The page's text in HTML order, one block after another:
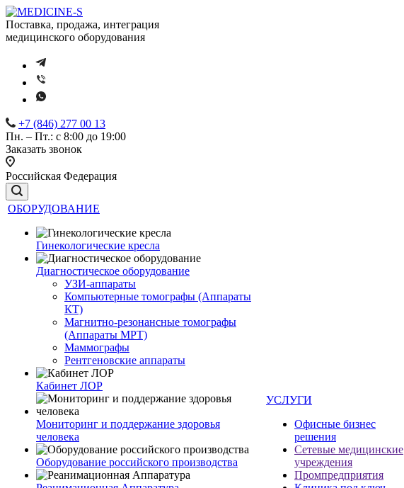
Поставка, продажа, интеграция
медицинского оборудования
+7 (846) 277 00 13
Пн. – Пт.: с 8:00 до 19:00
Заказать звонок
Российская Федерация
ОБОРУДОВАНИЕ
Гинекологические кресла
Диагностическое оборудование
УЗИ-аппараты
Компьютерные томографы (Аппараты
КТ)
Магнитно-резонансные томографы
(Аппараты МРТ)
Маммографы
Рентгеновские аппараты
Кабинет ЛОР
Мониторинг и поддержание здоровья
человека
Оборудование российского производства
УСЛУГИ
Офисные бизнес
решения
Сетевые медицинские
учреждения
Промпредприятия